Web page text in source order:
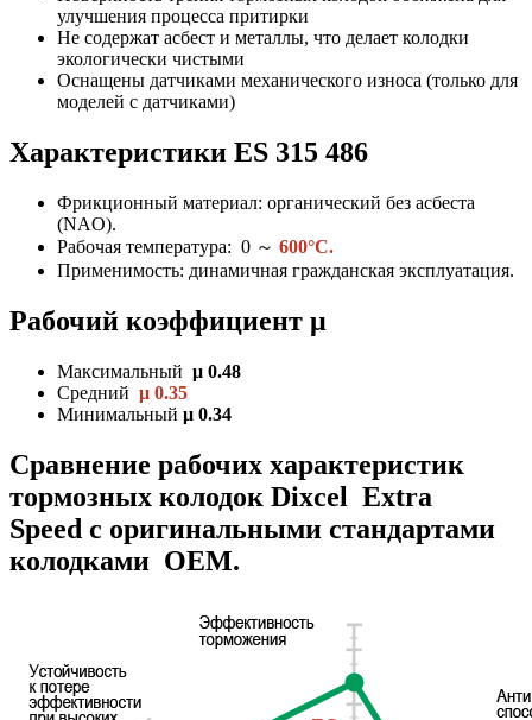
улучшения процесса притирки
Не содержат асбест и металлы, что делает колодки
экологически чистыми
Оснащены датчиками механического износа (только для
моделей с датчиками)
Характеристики ES 315 486
Фрикционный материал: органический без асбеста
(NAO).
Рабочая температура: 0 ～ 600°C.
Применимость: динамичная гражданская эксплуатация.
Рабочий коэффициент μ
Максимальный μ 0.48
Средний μ 0.35
Минимальный μ 0.34
Сравнение рабочих характеристик
тормозных колодок Dixcel Extra
Speed с оригинальными стандартами
колодками OEM.